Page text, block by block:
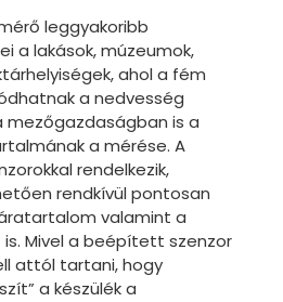
leggyakoribb
a lakások, múzeumok,
ahol a fém
a nedvesség
is a
a mérése. A
rendelkezik,
rendkívül pontosan
valamint a
Mivel a beépített szenzor
attól tartani, hogy
a készülék a